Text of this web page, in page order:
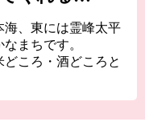
海、東には霊峰太平
まちです。
ころ・酒どころと